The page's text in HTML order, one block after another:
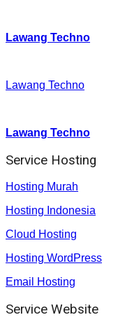
Lawang Techno
Lawang Techno
Lawang Techno
Service Hosting
Hosting Murah
Hosting Indonesia
Cloud Hosting
Hosting WordPress
Email Hosting
Service Website